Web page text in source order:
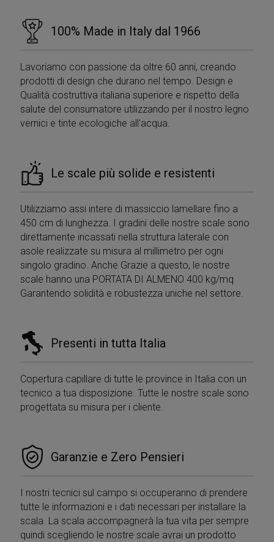
100% Made in Italy dal 1966
Lavoriamo con passione da oltre 60 anni, creando
prodotti di design che durano nel tempo. Design e
Qualità costruttiva italiana superiore e rispetto della
salute del consumatore utilizzando per il nostro legno
vernici e tinte ecologiche all'acqua.
Le scale più solide e resistenti
Utilizziamo assi intere di massiccio lamellare fino a
450 cm di lunghezza. I gradini delle nostre scale sono
direttamente incassati nella struttura laterale con
asole realizzate su misura al millimetro per ogni
singolo gradino. Anche Grazie a questo, le nostre
scale hanno una PORTATA DI ALMENO 400 kg/mq
Garantendo solidità e robustezza uniche nel settore.
Presenti in tutta Italia
Copertura capillare di tutte le province in Italia con un
tecnico a tua disposizione. Tutte le nostre scale sono
progettata su misura per i cliente.
Garanzie e Zero Pensieri
I nostri tecnici sul campo si occuperanno di prendere
tutte le informazioni e i dati necessari per installare la
scala. La scala accompagnerà la tua vita per sempre
quindi scegliendo le nostre scale avrai un prodotto